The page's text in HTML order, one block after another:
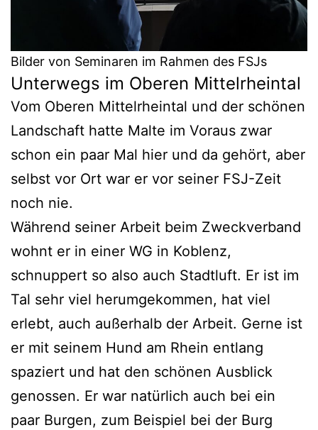
Bilder von Seminaren im Rahmen des FSJs
Unterwegs im Oberen Mittelrheintal
Vom Oberen Mittelrheintal und der schönen
Landschaft hatte Malte im Voraus zwar
schon ein paar Mal hier und da gehört, aber
selbst vor Ort war er vor seiner FSJ-Zeit
noch nie.
Während seiner Arbeit beim Zweckverband
wohnt er in einer WG in Koblenz,
schnuppert so also auch Stadtluft. Er ist im
Tal sehr viel herumgekommen, hat viel
erlebt, auch außerhalb der Arbeit. Gerne ist
er mit seinem Hund am Rhein entlang
spaziert und hat den schönen Ausblick
genossen. Er war natürlich auch bei ein
paar Burgen, zum Beispiel bei der Burg